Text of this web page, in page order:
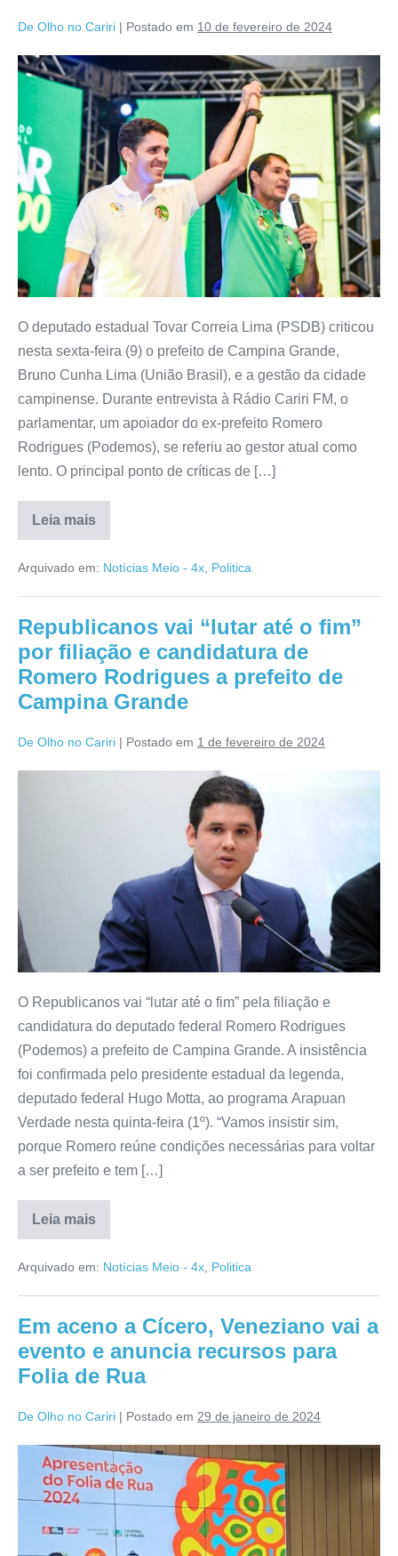
De Olho no Cariri | Postado em 10 de fevereiro de 2024
O deputado estadual Tovar Correia Lima (PSDB) criticou
nesta sexta-feira (9) o prefeito de Campina Grande,
Bruno Cunha Lima (União Brasil), e a gestão da cidade
campinense. Durante entrevista à Rádio Cariri FM, o
parlamentar, um apoiador do ex-prefeito Romero
Rodrigues (Podemos), se referiu ao gestor atual como
lento. O principal ponto de críticas de […]
Leia mais
Arquivado em: Notícias Meio - 4x, Politica
Republicanos vai “lutar até o fim”
por filiação e candidatura de
Romero Rodrigues a prefeito de
Campina Grande
De Olho no Cariri | Postado em 1 de fevereiro de 2024
O Republicanos vai “lutar até o fim” pela filiação e
candidatura do deputado federal Romero Rodrigues
(Podemos) a prefeito de Campina Grande. A insistência
foi confirmada pelo presidente estadual da legenda,
deputado federal Hugo Motta, ao programa Arapuan
Verdade nesta quinta-feira (1º). “Vamos insistir sim,
porque Romero reúne condições necessárias para voltar
a ser prefeito e tem […]
Leia mais
Arquivado em: Notícias Meio - 4x Politica
Em aceno a Cícero, Veneziano vai a
evento e anuncia recursos para
Folia de Rua
De Olho no Cariri | Postado em 29 de janeiro de 2024